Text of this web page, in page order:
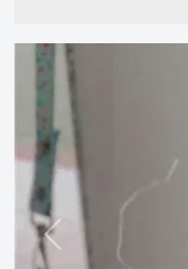
Previous